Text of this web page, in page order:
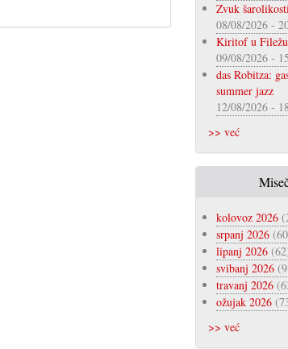
Zvuk
08/08/2026 -
Kiritof u Filežu
09/08/2026 -
das Robitza:
summer jazz
12/08/2026 -
>> već
kolovoz 2026
srpanj 2026
lipanj 2026
svibanj 2026
travanj 2026
ožujak 2026
>> već